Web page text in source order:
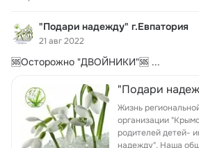
"Подари надежду" г.Евпатория
21 авг 2022
🆘Осторожно "ДВОЙНИКИ"🆘 ...
"Подари
Жизнь
организации
родителей детей-
надежду". Наша